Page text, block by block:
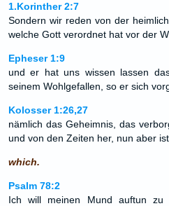
1.Korinther 2:7
Sondern wir reden von der
welche Gott verordnet hat vor der
Epheser 1:9
und er hat uns wissen lassen
seinem Wohlgefallen, so er sich
Kolosser 1:26,27
nämlich das Geheimnis, das
und von den Zeiten her, nun aber
which.
Psalm 78:2
Ich will meinen Mund auftun zu